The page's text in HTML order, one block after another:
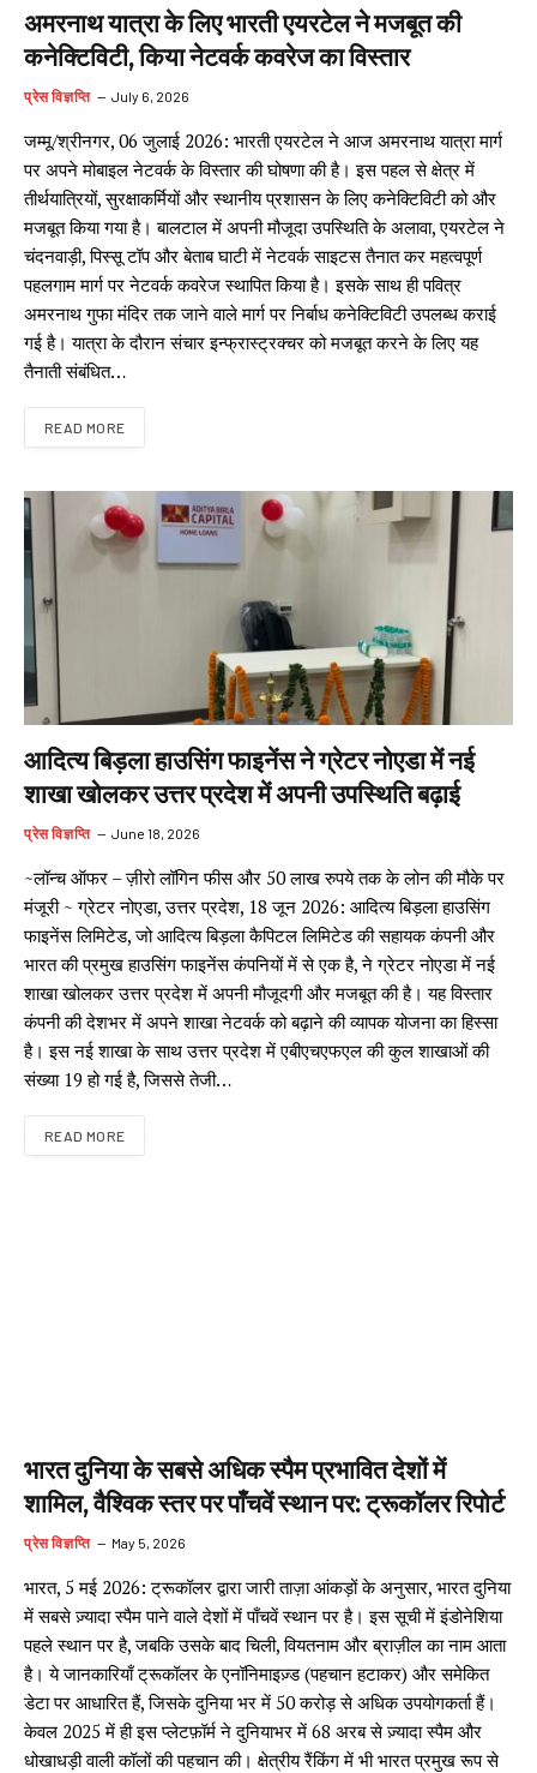
अमरनाथ यात्रा के लिए भारती एयरटेल ने मजबूत की
कनेक्टिविटी, किया नेटवर्क कवरेज का विस्तार
प्रेस विज्ञप्ति July 6, 2026
जम्मू/श्रीनगर, 06 जुलाई 2026: भारती एयरटेल ने आज अमरनाथ यात्रा मार्ग
पर अपने मोबाइल नेटवर्क के विस्तार की घोषणा की है। इस पहल से क्षेत्र में
तीर्थयात्रियों, सुरक्षाकर्मियों और स्थानीय प्रशासन के लिए कनेक्टिविटी को और
मजबूत किया गया है। बालटाल में अपनी मौजूदा उपस्थिति के अलावा, एयरटेल ने
चंदनवाड़ी, पिस्सू टॉप और बेताब घाटी में नेटवर्क साइटस तैनात कर महत्वपूर्ण
पहलगाम मार्ग पर नेटवर्क कवरेज स्थापित किया है। इसके साथ ही पवित्र
अमरनाथ गुफा मंदिर तक जाने वाले मार्ग पर निर्बाध कनेक्टिविटी उपलब्ध कराई
गई है। यात्रा के दौरान संचार इन्फ्रास्ट्रक्चर को मजबूत करने के लिए यह
तैनाती संबंधित…
READ MORE
आदित्य बिड़ला हाउसिंग फाइनेंस ने ग्रेटर नोएडा में नई
शाखा खोलकर उत्तर प्रदेश में अपनी उपस्थिति बढ़ाई
प्रेस विज्ञप्ति June 18, 2026
~लॉन्‍च ऑफर – ज़ीरो लॉगिन फीस और 50 लाख रुपये तक के लोन की मौके पर
मंजूरी ~ ग्रेटर नोएडा, उत्तर प्रदेश, 18 जून 2026: आदित्य बिड़ला हाउसिंग
फाइनेंस लिमिटेड, जो आदित्य बिड़ला कैपिटल लिमिटेड की सहायक कंपनी और
भारत की प्रमुख हाउसिंग फाइनेंस कंपनियों में से एक है, ने ग्रेटर नोएडा में नई
शाखा खोलकर उत्तर प्रदेश में अपनी मौजूदगी और मजबूत की है। यह विस्तार
कंपनी की देशभर में अपने शाखा नेटवर्क को बढ़ाने की व्यापक योजना का हिस्सा
है। इस नई शाखा के साथ उत्तर प्रदेश में एबीएचएफएल की कुल शाखाओं की
संख्या 19 हो गई है, जिससे तेजी…
READ MORE
भारत दुनिया के सबसे अधिक स्पैम प्रभावित देशों में
शामिल, वैश्विक स्तर पर पाँचवें स्थान पर: ट्रूकॉलर रिपोर्ट
प्रेस विज्ञप्ति May 5, 2026
भारत, 5 मई 2026: ट्रूकॉलर द्वारा जारी ताज़ा आंकड़ों के अनुसार, भारत दुनिया
में सबसे ज़्यादा स्पैम पाने वाले देशों में पाँचवें स्थान पर है। इस सूची में इंडोनेशिया
पहले स्थान पर है, जबकि उसके बाद चिली, वियतनाम और ब्राज़ील का नाम आता
है। ये जानकारियाँ ट्रूकॉलर के एनॉनिमाइज़्ड (पहचान हटाकर) और समेकित
डेटा पर आधारित हैं, जिसके दुनिया भर में 50 करोड़ से अधिक उपयोगकर्ता हैं।
केवल 2025 में ही इस प्लेटफ़ॉर्म ने दुनियाभर में 68 अरब से ज़्यादा स्पैम और
धोखाधड़ी वाली कॉलों की पहचान की। क्षेत्रीय रैंकिंग में भी भारत प्रमुख रूप से